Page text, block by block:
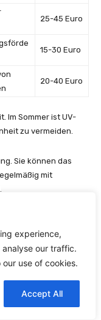
experience,
our traffic.
use of cookies.
Accept All
25-45 Euro
15-30 Euro
20-40 Euro
Im Sommer ist UV-
zu vermeiden.
Sie können das
mit
IN IHRE
SICH